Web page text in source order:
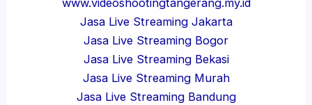
www.videoshootingtangerang.my.id
Jasa Live Streaming Jakarta
Jasa Live Streaming Bogor
Jasa Live Streaming Bekasi
Jasa Live Streaming Murah
Jasa Live Streaming Bandung